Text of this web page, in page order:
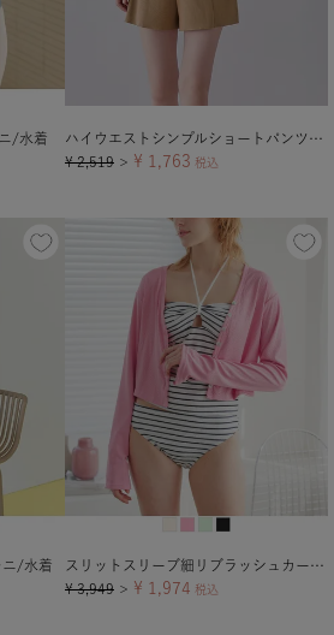
/水着
ハイウエストシンプルショートパンツ/水着【メール便可／60】
¥ 2,519 ＞ ¥ 1,763 税込
ニ/水着
スリットスリーブ細リブラッシュカーディガン
¥ 3,949 ＞ ¥ 1,974 税込